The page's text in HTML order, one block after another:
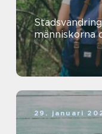
Stadsvandring
människorna
29. januari